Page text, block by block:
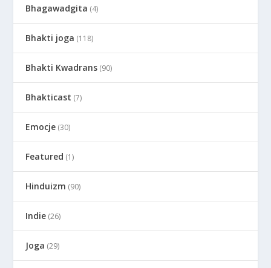
Bhagawadgita (4)
Bhakti joga (118)
Bhakti Kwadrans (90)
Bhakticast (7)
Emocje (30)
Featured (1)
Hinduizm (90)
Indie (26)
Joga (29)